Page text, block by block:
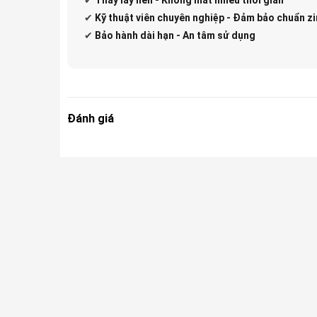
✔ Kỹ thuật viên chuyên nghiệp - Đảm bảo chuẩn
✔ Bảo hành dài hạn - An tâm sử dụng
Đánh giá